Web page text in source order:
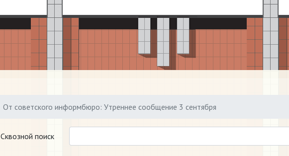
От советского информбюро: Утреннее сообщение 3 сентября
Сквозной поиск